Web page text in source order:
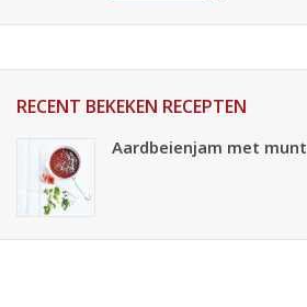
RECENT BEKEKEN RECEPTEN
Aardbeienjam met munt